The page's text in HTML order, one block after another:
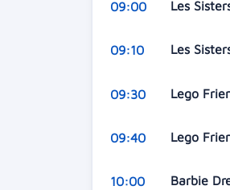
09:00 Les
09:10 Les
09:30 Lego
09:40 Lego
10:00 Barbie